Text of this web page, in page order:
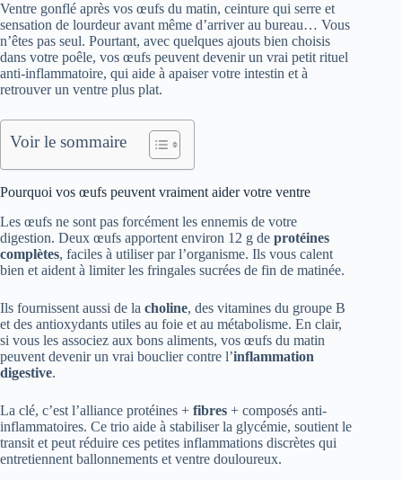
Ventre gonflé après vos œufs du matin, ceinture qui serre et
sensation de lourdeur avant même d’arriver au bureau… Vous
n’êtes pas seul. Pourtant, avec quelques ajouts bien choisis
dans votre poêle, vos œufs peuvent devenir un vrai petit rituel
anti-inflammatoire, qui aide à apaiser votre intestin et à
retrouver un ventre plus plat.
Voir le sommaire
Pourquoi vos œufs peuvent vraiment aider votre ventre
Les œufs ne sont pas forcément les ennemis de votre
digestion. Deux œufs apportent environ 12 g de protéines
complètes, faciles à utiliser par l’organisme. Ils vous calent
bien et aident à limiter les fringales sucrées de fin de matinée.
Ils fournissent aussi de la choline, des vitamines du groupe B
et des antioxydants utiles au foie et au métabolisme. En clair,
si vous les associez aux bons aliments, vos œufs du matin
peuvent devenir un vrai bouclier contre l’inflammation
digestive.
La clé, c’est l’alliance protéines + fibres + composés anti-
inflammatoires. Ce trio aide à stabiliser la glycémie, soutient le
transit et peut réduire ces petites inflammations discrètes qui
entretiennent ballonnements et ventre douloureux.